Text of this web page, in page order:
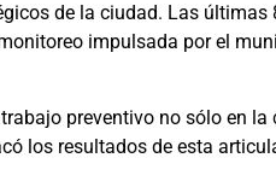
de la ciudad. Las
impulsada por el
preventivo no sólo en
los resultados de esta